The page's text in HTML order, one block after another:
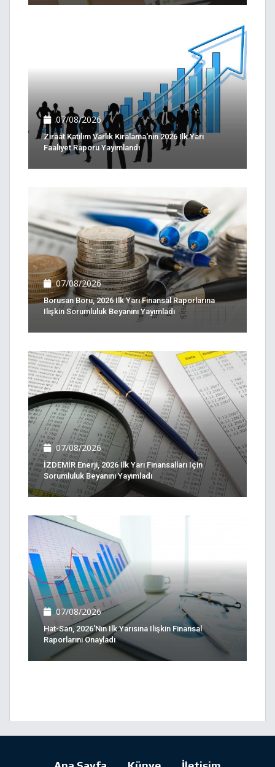
07/08/2026
Ziraat Katılım Varlık Kiralama'nın 2026 Ilk Yarı
Faaliyet Raporu Yayımlandı
07/08/2026
Borusan Boru, 2026 Ilk Yarı Finansal Raporlarına
Ilişkin Sorumluluk Beyanını Yayımladı
07/08/2026
İZDEMİR Enerji, 2026 Ilk Yarı Finansalları Için
Sorumluluk Beyanını Yayımladı
07/08/2026
Hat-San, 2026'nın Ilk Yarısına Ilişkin Finansal
Raporlarını Onayladı